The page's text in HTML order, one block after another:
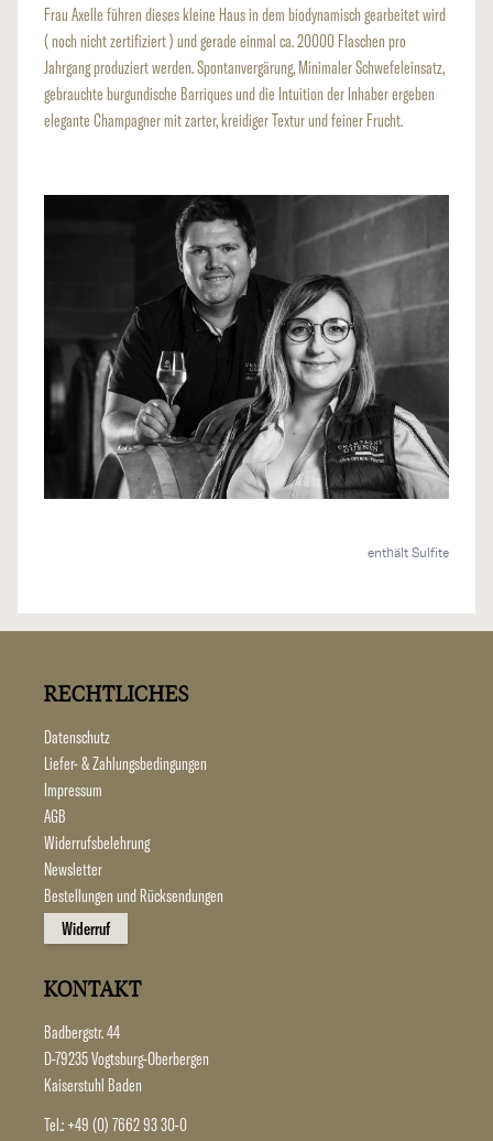
Frau Axelle führen dieses kleine Haus in dem biodynamisch gearbeitet wird
( noch nicht zertifiziert ) und gerade einmal ca. 20000 Flaschen pro
Jahrgang produziert werden. Spontanvergärung, Minimaler Schwefeleinsatz,
gebrauchte burgundische Barriques und die Intuition der Inhaber ergeben
elegante Champagner mit zarter, kreidiger Textur und feiner Frucht.
enthält Sulfite
RECHTLICHES
Datenschutz
Liefer- & Zahlungsbedingungen
Impressum
AGB
Widerrufsbelehrung
Newsletter
Bestellungen und Rücksendungen
Widerruf
KONTAKT
Badbergstr. 44
D-79235 Vogtsburg-Oberbergen
Kaiserstuhl Baden
Tel.: +49 (0) 7662 93 30-0